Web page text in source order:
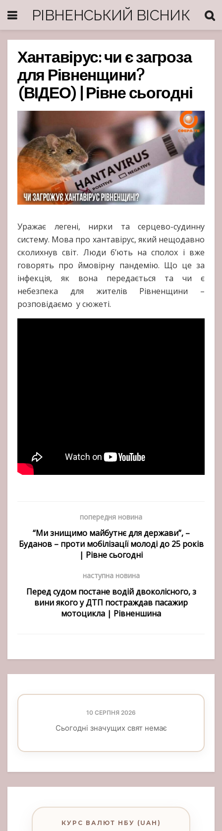
РІВНЕНСЬКИЙ ВІСНИК
Хантавірус: чи є загроза
для Рівненщини?
(ВІДЕО) | Рівне сьогодні
Уражає легені, нирки та серцево-судинну
систему. Мова про хантавірус, який нещодавно
сколихнув світ. Люди б’ють на сполох і вже
говорять про ймовірну пандемію. Що це за
інфекція, як вона передається та чи є
небезпека для жителів Рівненщини –
розповідаємо у сюжеті.
попередня новина
“Ми знищимо майбутнє для держави”, –
Буданов – проти мобілізації молоді до 25 років
| Рівне сьогодні
наступна новина
Перед судом постане водій двоколісного, з
вини якого у ДТП постраждав пасажир
мотоцикла | Рівненшина
10 СЕРПНЯ 2026
Сьогодні значущих свят немає
КУРС ВАЛЮТ НБУ (UAH)